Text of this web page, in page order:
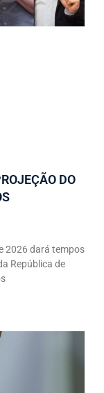
DO
2026 dará tempos
República de